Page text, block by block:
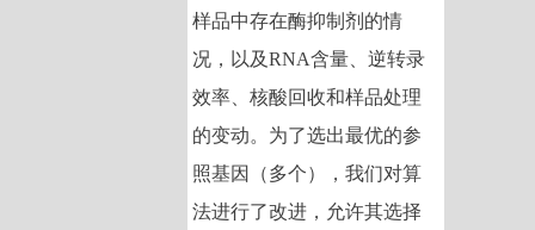
样品中存在酶抑制剂的情
况，以及RNA含量、逆转录
效率、核酸回收和样品处理
的变动。为了选出最优的参
照基因（多个），我们对算
法进行了改进，允许其选择